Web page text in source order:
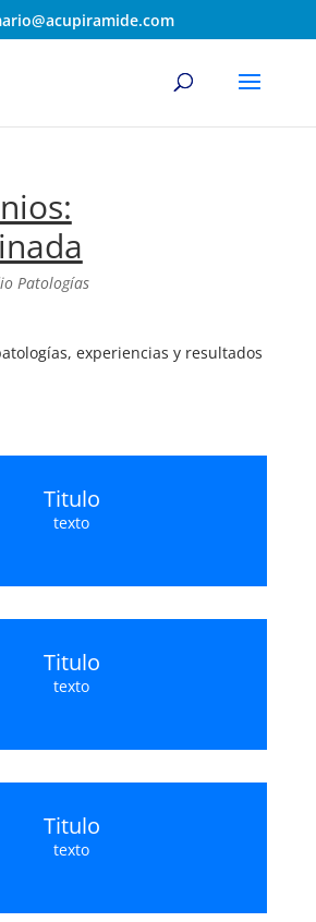
Patologías
experiencias y resultados
Titulo
texto
Titulo
texto
Titulo
texto